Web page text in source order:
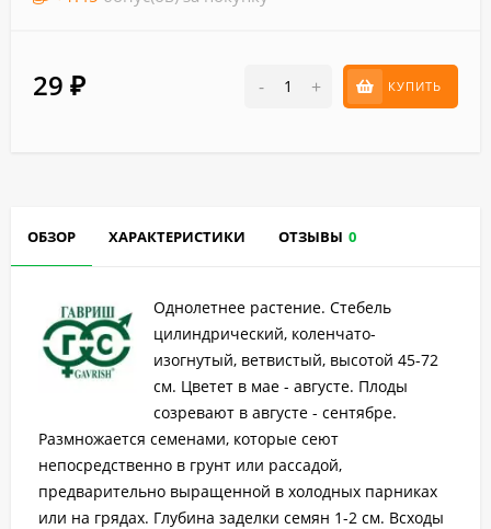
29 ₽ - + КУПИТЬ
ОБЗОР ХАРАКТЕРИСТИКИ ОТЗЫВЫ 0
Однолетнее растение. Стебель
цилиндрический, коленчато-
изогнутый, ветвистый, высотой 45-72
см. Цветет в мае - августе. Плоды
созревают в августе - сентябре.
Размножается семенами, которые сеют
непосредственно в грунт или рассадой,
предварительно выращенной в холодных парниках
или на грядах. Глубина заделки семян 1-2 см. Всходы